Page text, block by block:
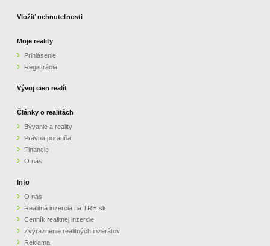
PARTNERI
OBCHODNÉ PODMIENKY
KONTAKT
Vložiť nehnuteľnosti
Moje reality
Prihlásenie
Registrácia
Vývoj cien realít
Články o realitách
Bývanie a reality
Právna poradňa
Financie
O nás
Info
O nás
Realitná inzercia na TRH.sk
Cenník realitnej inzercie
Zvýraznenie realitných inzerátov
Reklama